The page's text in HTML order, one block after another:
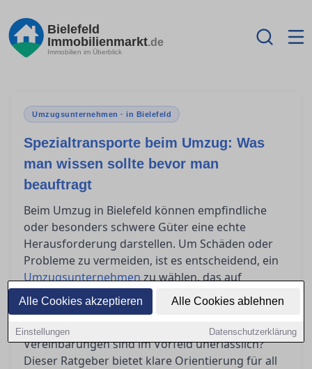
Alle Cookies akzeptieren Alle Cookies ablehnen
Einstellungen Datenschutzerklärung
Bielefeld
Immobilienmarkt.de
Immobilien im Überblick
Umzugsunternehmen · in Bielefeld
Spezialtransporte beim Umzug: Was
man wissen sollte bevor man
beauftragt
Beim Umzug in Bielefeld können empfindliche
oder besonders schwere Güter eine echte
Herausforderung darstellen. Um Schäden oder
Probleme zu vermeiden, ist es entscheidend, ein
Umzugsunternehmenzu wählen, das auf
Spezialtransporte eingerichtet ist. Doch wie
erkennt man, ob eine Firma dafür wirklich
gerüstet ist, und welche schriftlichen
Vereinbarungen sind im Vorfeld unerlässlich?
Dieser Ratgeber bietet klare Orientierung für all